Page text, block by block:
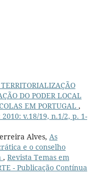
DO PODER LOCAL
EM PORTUGAL ,
v.18/19, n.1/2, p. 1-
Alves, As
e o conselho
, Revista Temas em
- Publicação Contínua